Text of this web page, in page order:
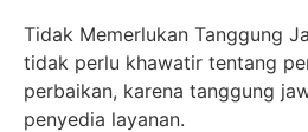
Tidak Memerlukan Tanggung
tidak perlu khawatir tentang
perbaikan, karena tanggung
penyedia layanan.